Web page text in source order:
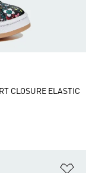
CLOSURE ELASTIC